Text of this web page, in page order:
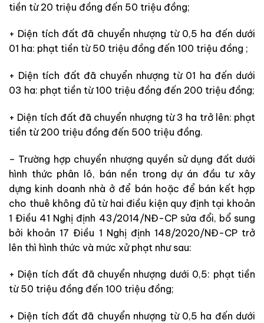
tiền từ 20 triệu đồng đến 50 triệu đồng;
+ Diện tích đất đã chuyển nhượng từ 0,5 ha đến dưới
01 ha: phạt tiền từ 50 triệu đồng đến 100 triệu đồng ;
+ Diện tích đất đã chuyển nhượng từ 01 ha đến dưới
03 ha: phạt tiền từ 100 triệu đồng đến 200 triệu đồng;
+ Diện tích đất đã chuyển nhượng từ 3 ha trở lên: phạt
tiền từ 200 triệu đồng đến 500 triệu đồng.
– Trường hợp chuyển nhượng quyền sử dụng đất dưới
hình thức phân lô, bán nền trong dự án đầu tư xây
dựng kinh doanh nhà ở để bán hoặc để bán kết hợp
cho thuê không đủ từ hai điều kiện quy định tại khoản
1 Điều 41 Nghị định 43/2014/NĐ-CP sửa đổi, bổ sung
bởi khoản 17 Điều 1 Nghị định 148/2020/NĐ-CP trở
lên thì hình thức và mức xử phạt như sau:
+ Diện tích đất đã chuyển nhượng dưới 0,5: phạt tiền
từ 50 triệu đồng đến 100 triệu đồng;
+ Diện tích đất đã chuyển nhượng từ 0,5 ha đến dưới